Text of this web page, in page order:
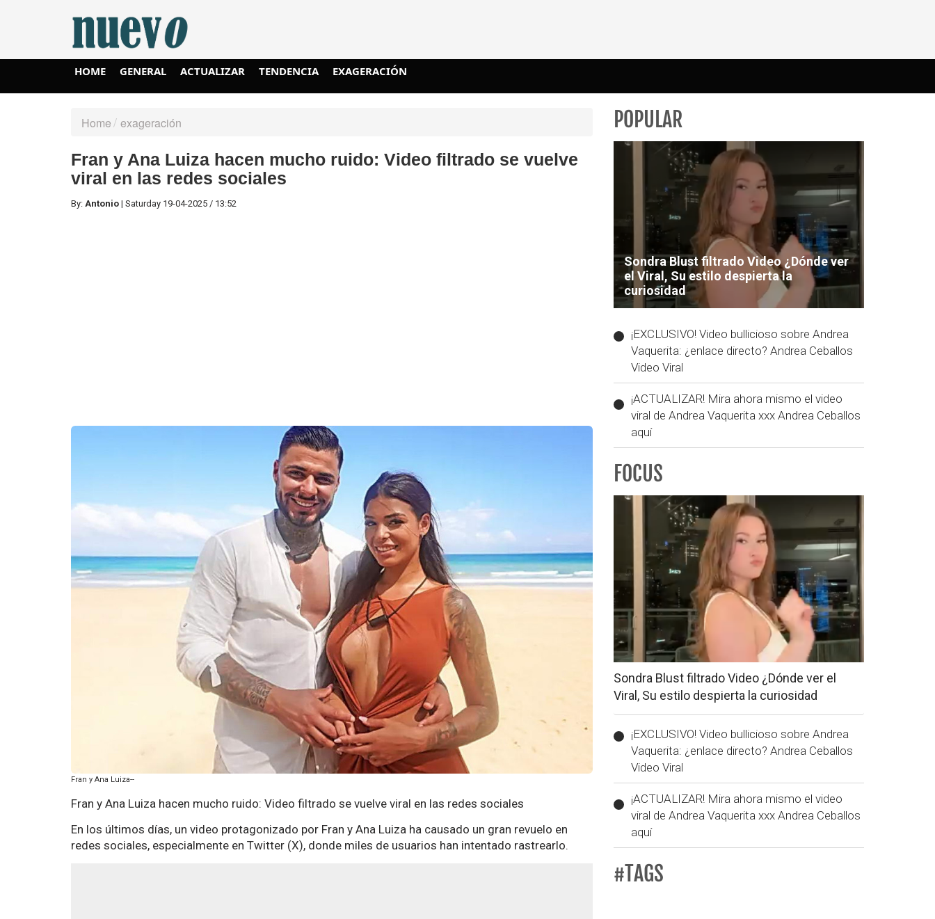
HOME GENERAL ACTUALIZAR TENDENCIA EXAGERACIÓN
Home exageración
Fran y Ana Luiza hacen mucho ruido: Video filtrado se vuelve
viral en las redes sociales
By: Antonio | Saturday 19-04-2025 / 13:52
Fran y Ana Luiza--
Fran y Ana Luiza hacen mucho ruido: Video filtrado se vuelve viral en las redes sociales
En los últimos días, un video protagonizado por Fran y Ana Luiza ha causado un gran revuelo en
redes sociales, especialmente en Twitter (X), donde miles de usuarios han intentado rastrearlo.
POPULAR
Sondra Blust filtrado Video ¿Dónde ver
el Viral, Su estilo despierta la
curiosidad
¡EXCLUSIVO! Video bullicioso sobre Andrea
Vaquerita: ¿enlace directo? Andrea Ceballos
Video Viral
¡ACTUALIZAR! Mira ahora mismo el video
viral de Andrea Vaquerita xxx Andrea Ceballos
aquí
FOCUS
Sondra Blust filtrado Video ¿Dónde ver el
Viral, Su estilo despierta la curiosidad
¡EXCLUSIVO! Video bullicioso sobre Andrea
Vaquerita: ¿enlace directo? Andrea Ceballos
Video Viral
¡ACTUALIZAR! Mira ahora mismo el video
viral de Andrea Vaquerita xxx Andrea Ceballos
aquí
#TAGS